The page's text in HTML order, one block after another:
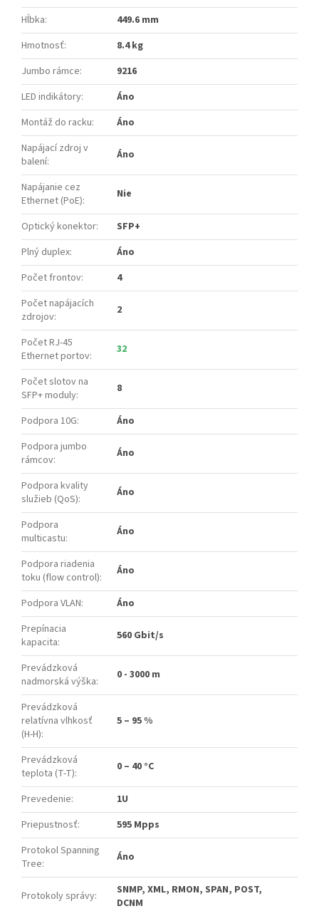
Hĺbka:
449.6 mm
Hmotnosť:
8.4 kg
Jumbo rámce:
9216
LED indikátory:
Áno
Montáž do racku:
Áno
Napájací zdroj v
balení: Áno
Napájanie cez
Ethernet (PoE): Nie
Optický konektor:
SFP+
Plný duplex:
Áno
Počet frontov:
4
Počet napájacích
zdrojov: 2
Počet RJ-45
Ethernet portov: 32
Počet slotov na
SFP+ moduly: 8
Podpora 10G:
Áno
Podpora jumbo
rámcov: Áno
Podpora kvality
služieb (QoS): Áno
Podpora
multicastu: Áno
Podpora riadenia
toku (flow control): Áno
Podpora VLAN:
Áno
Prepínacia
kapacita: 560 Gbit/s
Prevádzková
nadmorská výška: 0 - 3000 m
Prevádzková
relatívna vlhkosť
(H-H):
5 – 95 %
Prevádzková
teplota (T-T): 0 – 40 °C
Prevedenie:
1U
Priepustnosť:
595 Mpps
Protokol Spanning
Tree: Áno
Protokoly správy:
SNMP, XML, RMON, SPAN, POST,
DCNM